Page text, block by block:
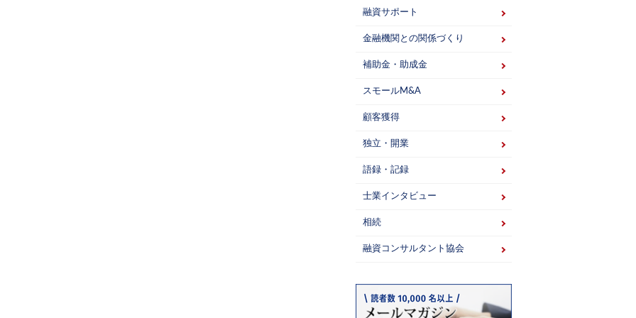
融資サポート
金融機関との関係づくり
補助金・助成金
スモールM&A
顧客獲得
独立・開業
語録・記録
士業インタビュー
相続
融資コンサルタント協会